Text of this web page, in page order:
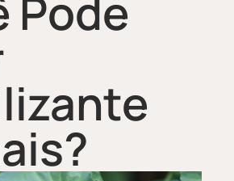
Pode